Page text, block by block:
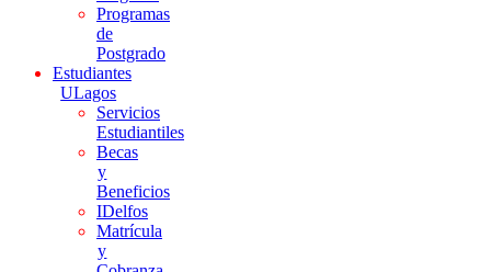
Programas
de
Postgrado
Estudiantes
ULagos
Servicios
Estudiantiles
Becas
y
Beneficios
IDelfos
Matrícula
y